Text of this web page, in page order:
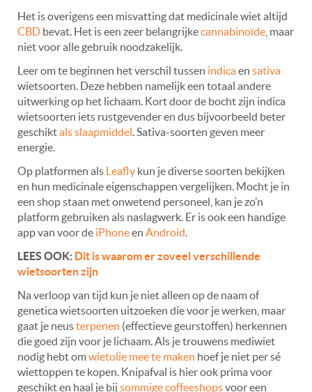
Het is overigens een misvatting dat medicinale wiet altijd
CBD bevat. Het is een zeer belangrijkecannabinoïde , maar
niet voor alle gebruik noodzakelijk.
Leer om te beginnen het verschil tussen indicaen sativa
wietsoorten. Deze hebben namelijk een totaal andere
uitwerking op het lichaam. Kort door de bocht zijn indica
wietsoorten iets rustgevender en dus bijvoorbeeld beter
geschiktals slaapmiddel. Sativa-soorten geven meer
energie.
Op platformen als Leafly kun je diverse soorten bekijken
en hun medicinale eigenschappen vergelijken. Mocht je in
een shop staan met onwetend personeel, kan je zo’n
platform gebruiken als naslagwerk. Er is ook een handige
app van voor de iPhoneen Android.
LEES OOK: Dit is waarom er zoveel verschillende
wietsoorten zijn
Na verloop van tijd kun je niet alleen op de naam of
genetica wietsoorten uitzoeken die voor je werken, maar
gaat je neusterpenen (effectieve geurstoffen) herkennen
die goed zijn voor je lichaam. Als je trouwens mediwiet
nodig hebt omwietolie mee te maken hoef je niet per sé
wiettoppen te kopen. Knipafval is hier ook prima voor
geschikt en haal je bij sommige coffeeshopsvoor een